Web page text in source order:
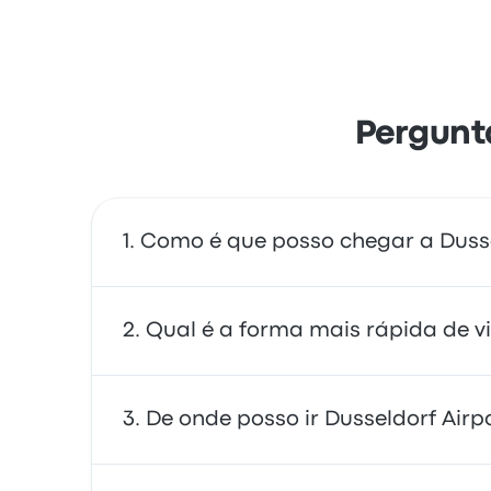
Como é que posso chegar a
Pode apanhar o autocarro ou o comboio,
Qual é a forma mais rápida de
A maneira mais rápida de viajar de e para
aeroporto. Os comboios são muitas vezes
viajantes.
De onde posso ir Dusseldorf